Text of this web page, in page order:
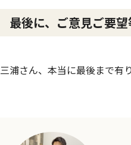
最後に、ご意見ご要
三浦さん、本当に最後まで有